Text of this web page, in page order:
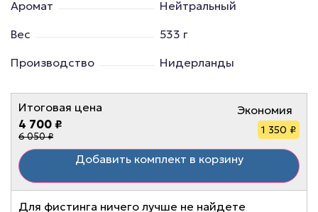
Аромат
Нейтральный
Вес
533 г
Производство
Нидерланды
Итоговая цена
4 700 ₽
6 050 ₽
Экономия
1 350 ₽
Добавить комплект в корзину
Для фистинга ничего лучше не найдете